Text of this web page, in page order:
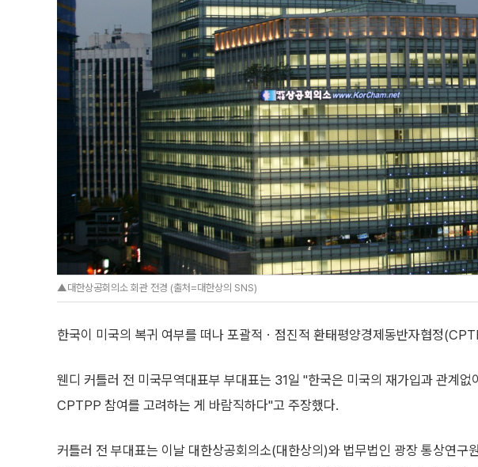
▲대한상공회의소 회관 전경 (출처=대한상의 SNS)
한국이 미국의 복귀 여부를 떠나 포괄적ㆍ점진적 환태평양경제동반자협정
웬디 커틀러 전 미국무역대표부 부대표는 31일 "한국은 미국의 재가입과 관계없이
CPTPP 참여를 고려하는 게 바람직하다"고 주장했다.
커틀러 전 부대표는 이날 대한상공회의소(대한상의)와 법무법인 광장 통상연구